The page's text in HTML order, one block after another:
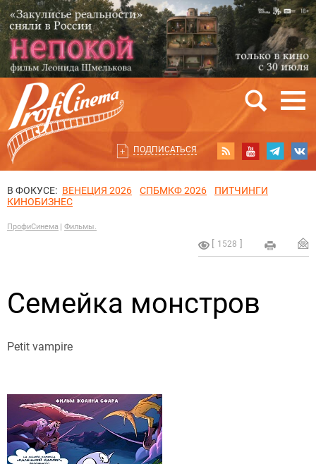
ПОДПИСАТЬСЯ
В ФОКУСЕ: ВЕНЕЦИЯ 2026 СПБМКФ 2026
ПИТЧИНГИ
КИНОБИЗНЕС
ПрофиСинема Фильмы.
1528
Семейка монстров
Petit vampire